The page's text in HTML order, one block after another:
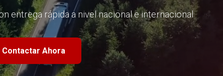
entrega rápida a nivel nacional e internacional
Contactar Ahora